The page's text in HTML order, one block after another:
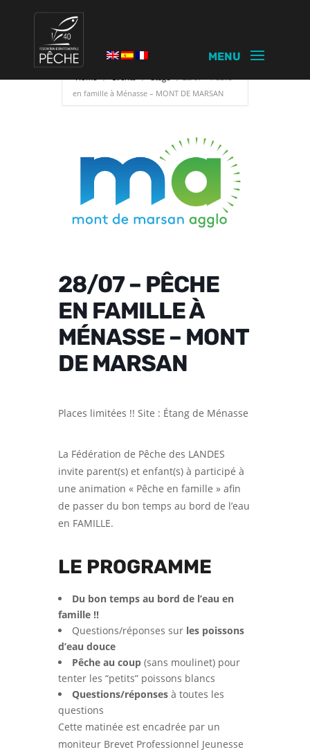
Home Events Stage
28/07 – Pêche
en famille à Ménasse – MONT DE MARSAN
28/07 – PÊCHE
EN FAMILLE À
MÉNASSE – MONT
DE MARSAN
Places limitées !! Site : Étang de Ménasse
La Fédération de Pêche des LANDES
invite parent(s) et enfant(s) à participé à
une animation « Pêche en famille » afin
de passer du bon temps au bord de l’eau
en FAMILLE.
LE PROGRAMME
Du bon temps au bord de l’eau en
famille !!
Questions/réponses sur les poissons
d’eau douce
Pêche au coup (sans moulinet) pour
tenter les “petits” poissons blancs
Questions/réponses à toutes les
questions
Cette matinée est encadrée par un
moniteur Brevet Professionnel Jeunesse